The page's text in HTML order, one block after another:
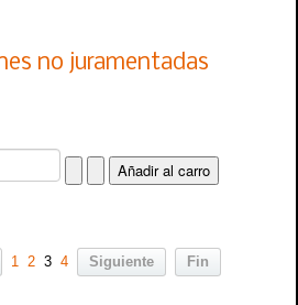
no juramentadas
1 2 3 4 Siguiente Fin